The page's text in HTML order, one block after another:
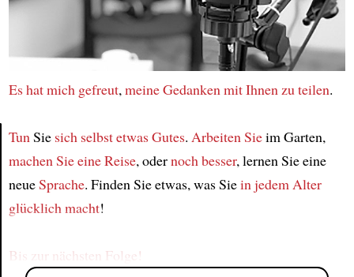
Article
Es hat mich gefreut,meine Gedankenmit Ihnenzu teilen.
TunSie sich selbstetwas Gutes. Arbeiten Sieim Garten,
machen Sie eine Reise, odernoch besser, lernen Sie eine
neueSprache. Finden Sie etwas, was Siein jedem Alter
glücklich macht!
Bis zur nächsten Folge!